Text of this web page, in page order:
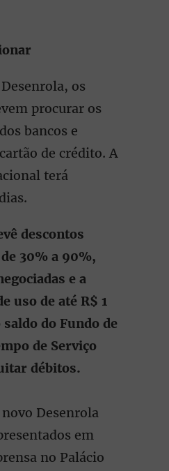
os
procurar os
bancos e
de crédito. A
terá
descontos
30% a 90%,
e a
uso de até R$ 1
do Fundo de
de Serviço
débitos.
Desenrola
em
no Palácio